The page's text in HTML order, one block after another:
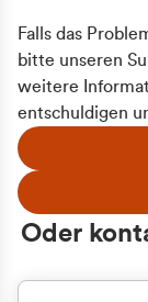
Falls das
bitte unseren
weitere
entschuldigen
Oder